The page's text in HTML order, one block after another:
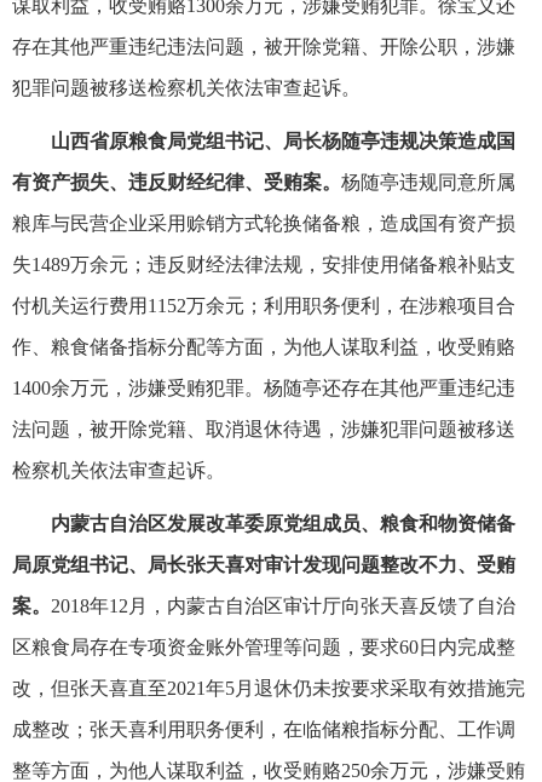
谋取利益，收受贿赂1300余万元，涉嫌受贿犯罪。徐宝义还
存在其他严重违纪违法问题，被开除党籍、开除公职，涉嫌
犯罪问题被移送检察机关依法审查起诉。
山西省原粮食局党组书记、局长杨随亭违规决策造成国
有资产损失、违反财经纪律、受贿案。 杨随亭违规同意所属
粮库与民营企业采用赊销方式轮换储备粮，造成国有资产损
失1489万余元；违反财经法律法规，安排使用储备粮补贴支
付机关运行费用1152万余元；利用职务便利，在涉粮项目合
作、粮食储备指标分配等方面，为他人谋取利益，收受贿赂
1400余万元，涉嫌受贿犯罪。杨随亭还存在其他严重违纪违
法问题，被开除党籍、取消退休待遇，涉嫌犯罪问题被移送
检察机关依法审查起诉。
内蒙古自治区发展改革委原党组成员、粮食和物资储备
局原党组书记、局长张天喜对审计发现问题整改不力、受贿
案。 2018年12月，内蒙古自治区审计厅向张天喜反馈了自治
区粮食局存在专项资金账外管理等问题，要求60日内完成整
改，但张天喜直至2021年5月退休仍未按要求采取有效措施完
成整改；张天喜利用职务便利，在临储粮指标分配、工作调
整等方面，为他人谋取利益，收受贿赂250余万元，涉嫌受贿